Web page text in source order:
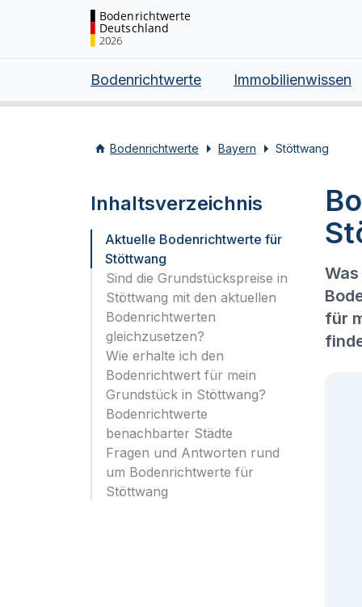
Bodenrichtwerte
Deutschland
2026
Bodenrichtwerte Immobilienwissen
Bodenrichtwerte Bayern Stöttwang
Inhaltsverzeichnis
Aktuelle Bodenrichtwerte für
Stöttwang
Sind die Grundstückspreise in
Stöttwang mit den aktuellen
Bodenrichtwerten
gleichzusetzen?
Wie erhalte ich den
Bodenrichtwert für mein
Grundstück in Stöttwang?
Bodenrichtwerte
benachbarter Städte
Fragen und Antworten rund
um Bodenrichtwerte für
Stöttwang
für